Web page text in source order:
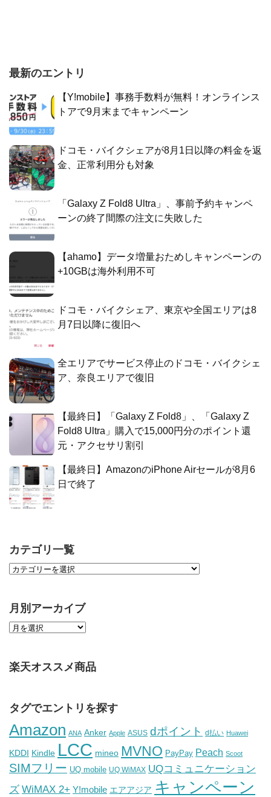
最新のエントリ
【Y!mobile】事務手数料が無料！オンラインス
トアで9月末までキャンペーン
ドコモ・バイクシェアが8月1日以降の料金を返
金、正常利用分も対象
「Galaxy Z Fold8 Ultra」、事前予約キャンペ
ーンの終了間際の注文に失敗した
【ahamo】データ増量おためしキャンペーンの
+10GBは海外利用不可
ドコモ・バイクシェア、東京や全国エリアは8
月7日以降に復旧へ
全エリアでサービス停止のドコモ・バイクシェ
ア、奈良エリアで復旧
【最終日】「Galaxy Z Fold8」、「Galaxy Z
Fold8 Ultra」購入で15,000円分のポイント還
元・アクセサリ割引
【最終日】AmazonのiPhone Airセールが8月6
日で終了
カテゴリ一覧
月別アーカイブ
楽天オススメ商品
タグでエントリを探す
Amazon ANA Anker Apple ASUS dポイント d払い Huawei
KDDI Kindle LCC mineo MVNO PayPay Peach Scoot
SIMフリー UQ mobile UQ WiMAX UQコミュニケーション
ズ WiMAX 2+ Y!mobile エアアジア キャンペーン